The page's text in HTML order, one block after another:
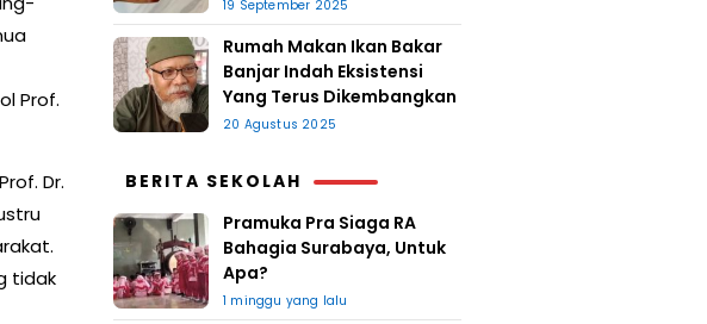
Prof.
Dr.
tidak
19 September 2025
Rumah Makan Ikan Bakar
Banjar Indah Eksistensi
Yang Terus Dikembangkan
20 Agustus 2025
BERITA SEKOLAH
Pramuka Pra Siaga RA
Bahagia Surabaya, Untuk
Apa?
1 minggu yang lalu